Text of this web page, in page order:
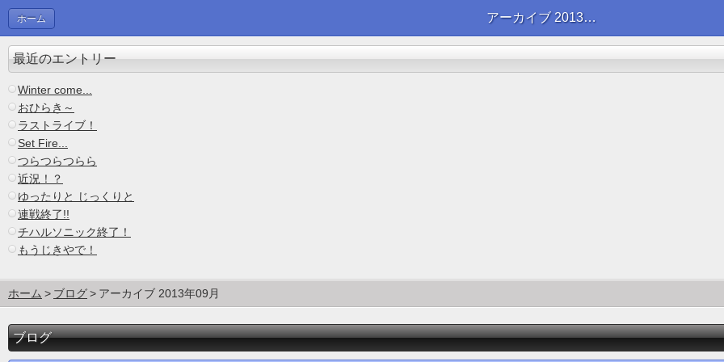
アーカイブ 2013年09月 | ブログ
ホーム
最近のエントリー
Winter come...
おひらき～
ラストライブ！
Set Fire...
つらつらつらら
近況！？
ゆったりと じっくりと
連戦終了!!
チハルソニック終了！
もうじきやで！
ホーム ブログ アーカイブ 2013年09月
ブログ